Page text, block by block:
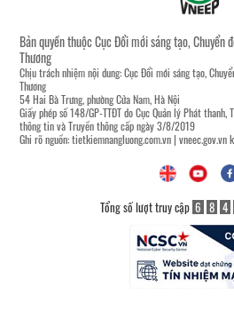
Bản quyền thuộc Cục Đổi mới sáng tạo, Chuyển
Thương
Chịu trách nhiệm nội dung: Cục Đổi mới sáng tạo,
Thương
54 Hai Bà Trưng, phường Cửa Nam, Hà Nội
Giấy phép số 148/GP-TTĐT do Cục Quản lý Phát
thông tin và Truyền thông cấp ngày 3/8/2019
Ghi rõ nguồn:tietkiemnangluong.com.vn| vneec.gov.vn
Tổng số lượt truy cập 6 8 4